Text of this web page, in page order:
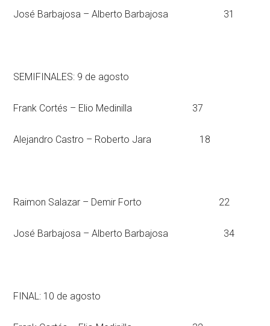
José Barbajosa – Alberto Barbajosa 31
SEMIFINALES: 9 de agosto
Frank Cortés – Elio Medinilla 37
Alejandro Castro – Roberto Jara 18
Raimon Salazar – Demir Forto 22
José Barbajosa – Alberto Barbajosa 34
FINAL: 10 de agosto